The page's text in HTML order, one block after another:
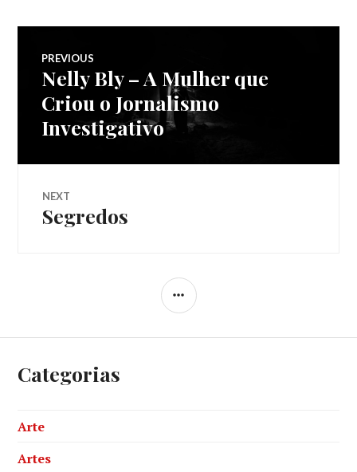
Navegação
de
Post
PREVIOUS
Previous
post:
Nelly Bly – A Mulher que
Criou o Jornalismo
Investigativo
NEXT
Next
post:
Segredos
SIDEBAR
Categorias
Arte
Artes